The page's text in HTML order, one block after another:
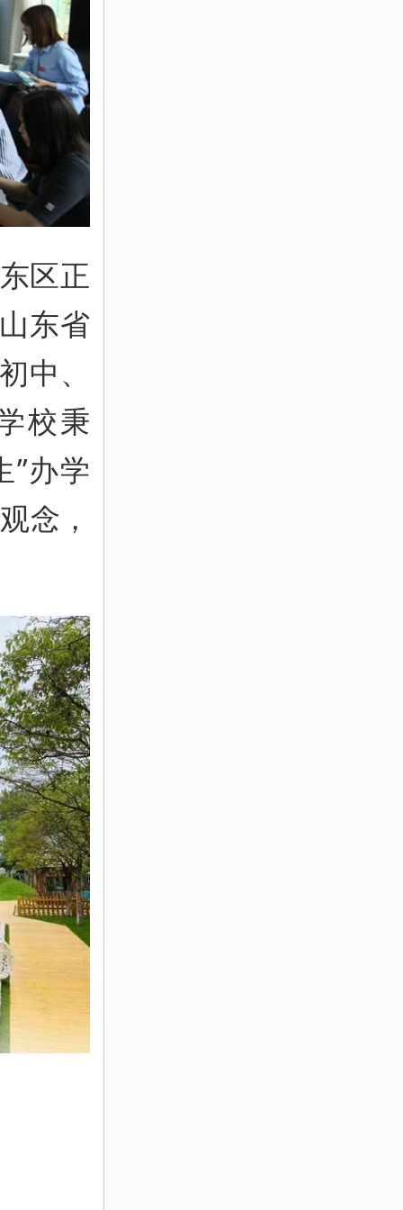
区正
东省
中、
校秉
”办学
念，